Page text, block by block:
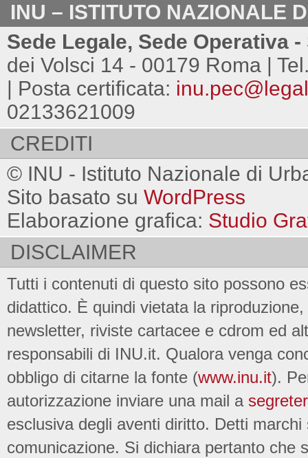
INU – ISTITUTO NAZIONALE
Sede Legale, Sede Operativa
dei Volsci 14 - 00179 Roma |
| Posta certificata:
02133621009
CREDITI
© INU - Istituto Nazionale di
Sito basato su WordPress
Elaborazione grafica: Studio
DISCLAIMER
Tutti i contenuti di questo sito possono
didattico. È quindi vietata la
newsletter, riviste cartacee e cdrom ed
responsabili di INU.it. Qualora venga
obbligo di citarne la fonte (www.inu.it).
autorizzazione inviare una mail a
esclusiva degli aventi diritto. Detti
comunicazione. Si dichiara pertanto che